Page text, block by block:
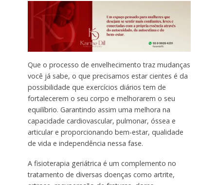
Que o processo de envelhecimento traz mudanças
você já sabe, o que precisamos estar cientes é da
possibilidade que exercícios diários tem de
fortalecerem o seu corpo e melhorarem o seu
equilíbrio. Garantindo assim uma melhora na
capacidade cardiovascular, pulmonar, óssea e
articular e proporcionando bem-estar, qualidade
de vida e independência nessa fase.
A fisioterapia geriátrica é um complemento no
tratamento de diversas doenças como artrite,